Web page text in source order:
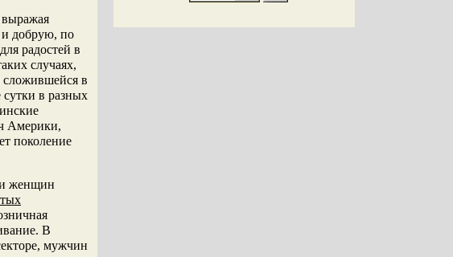
выражая
добрую, по
радостей в
случаях,
сложившейся в
в разных
Америки,
поколение
женщин
В
мужчин